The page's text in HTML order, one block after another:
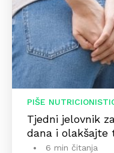
PIŠE
Tjedni jelovnik
dana i olakšajte
6 min čitanja